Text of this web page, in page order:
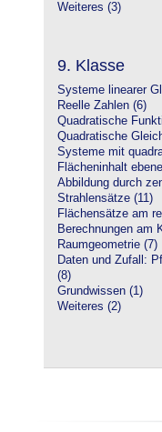
Weiteres (3)
9. Klasse
Systeme linearer
Reelle Zahlen (6)
Quadratische
Quadratische
Systeme mit
Flächeninhalt
Abbildung durch
Strahlensätze (11)
Flächensätze am
Berechnungen am
Raumgeometrie (7)
Daten und Zufall:
(8)
Grundwissen (1)
Weiteres (2)